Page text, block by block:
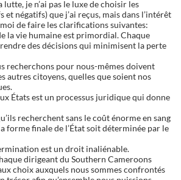
je n’ai pas le luxe de choisir les
négatifs) que j’ai reçus, mais dans l’intérêt
de faire les clarifications suivantes:
la vie humaine est primordial. Chaque
des décisions qui minimisent la perte
recherchons pour nous-mêmes doivent
autres citoyens, quelles que soient nos
États est un processus juridique qui donne
recherchent sans le coût énorme en sang
forme finale de l’État soit déterminée par le
est un droit inaliénable.
dirigeant du Southern Cameroons
choix auxquels nous sommes confrontés